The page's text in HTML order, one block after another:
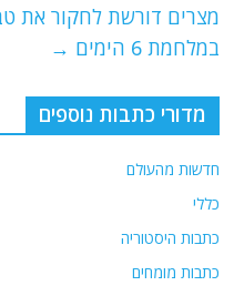
מצרים דורשת לחקור את
במלחמת 6 הימים
→
מדורי כתבות נוספים
חדשות מהעולם
כללי
כתבות היסטוריה
כתבות מומחים